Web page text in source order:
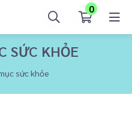
0
SỨC KHỎE
sức khỏe